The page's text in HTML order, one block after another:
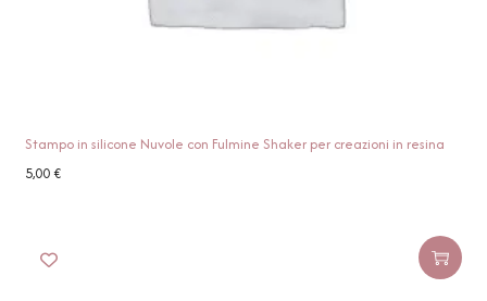
Stampo in silicone Nuvole con Fulmine Shaker per creazioni in resina
5,00€